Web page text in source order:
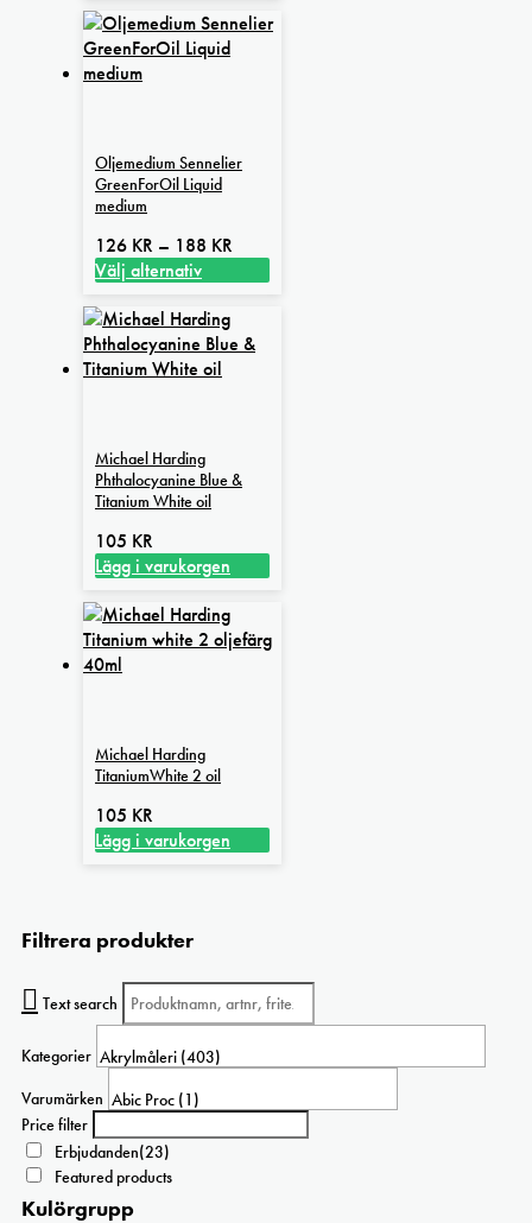
Oljemedium Sennelier
GreenForOil Liquid
medium
126 KR – 188 KR
126 kr
Välj alternativ
här
produkten
har
olika
alternativen
kan
väljas
på
Michael Harding
Phthalocyanine Blue &
Titanium White oil
105 KR
Lägg i varukorgen
Michael Harding
TitaniumWhite 2 oil
105 KR
Lägg i varukorgen
Filtrera produkter
Text search
Kategorier
Varumärken
Price filter
Erbjudanden(23)
Featured products
Kulörgrupp